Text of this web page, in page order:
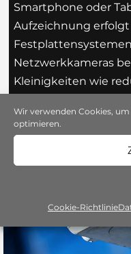
Wir verwenden Cookies,
optimieren.
Cookie-Richtlinie
Smartphone oder
Aufzeichnung
Netzwerkkameras
Kleinigkeiten wie